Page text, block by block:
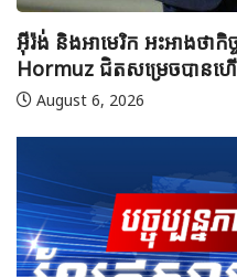
អ៊ីរ៉ង់ និងអាមេរិក អះអាងថាកិ
Hormuz ជិតសម្រេចបានហ
August 6, 2026